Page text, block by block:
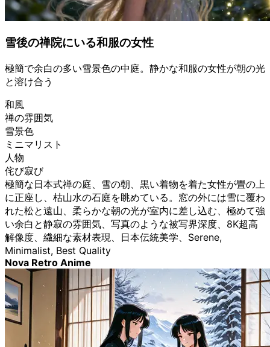
雪後の禅院にいる和服の女性
極簡で余白の多い雪景色の中庭。静かな和服の女性が朝の光
と溶け合う
和風
禅の雰囲気
雪景色
ミニマリスト
人物
侘び寂び
極簡な日本式禅の庭、雪の朝、黒い着物を着た女性が畳の上
に正座し、枯山水の石庭を眺めている。窓の外には雪に覆わ
れた松と遠山、柔らかな朝の光が室内に差し込む、極めて強
い余白と静寂の雰囲気、写真のような被写界深度、8K超高
解像度、繊細な素材表現、日本伝統美学、Serene,
Minimalist, Best Quality
Nova Retro Anime